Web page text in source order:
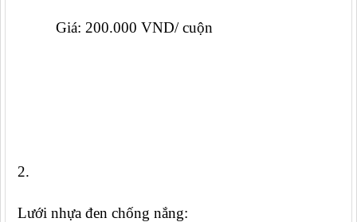
Giá: 200.000 VND/ cuộn
Lưới nhựa đen chống nắng: